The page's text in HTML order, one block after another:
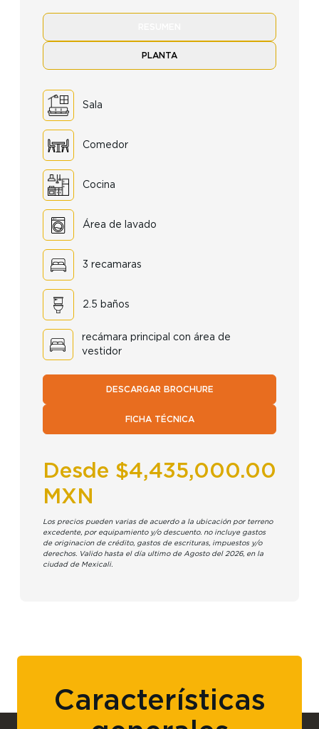
PLANTA
Sala
Comedor
Cocina
Área de lavado
3 recamaras
2.5 baños
recámara principal con área de
vestidor
DESCARGAR BROCHURE
FICHA TÉCNICA
Desde $4,435,000.00
MXN
Los precios pueden varias de acuerdo a la ubicación por terreno
excedente, por equipamiento y/o descuento. no incluye gastos
de originacion de crédito, gastos de escrituras, impuestos y/o
derechos. Valido hasta el día ultimo de Agosto del 2026, en la
ciudad de Mexicali.
Características